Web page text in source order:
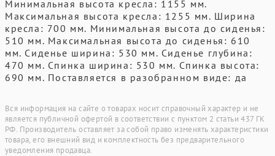
Минимальная высота кресла: 1155 мм.
Максимальная высота кресла: 1255 мм. Ширина
кресла: 700 мм. Минимальная высота до сиденья:
510 мм. Максимальная высота до сиденья: 610
мм. Сиденье ширина: 530 мм. Сиденье глубина:
470 мм. Спинка ширина: 530 мм. Спинка высота:
690 мм. Поставляется в разобранном виде: да
Вся информация на сайте о товарах носит справочный характер и не
является публичной офертой в соответствии с пунктом 2 статьи 437 ГК
РФ. Производитель оставляет за собой право изменять характеристики
товара, его внешний вид и комплектность без предварительного
уведомления продавца.